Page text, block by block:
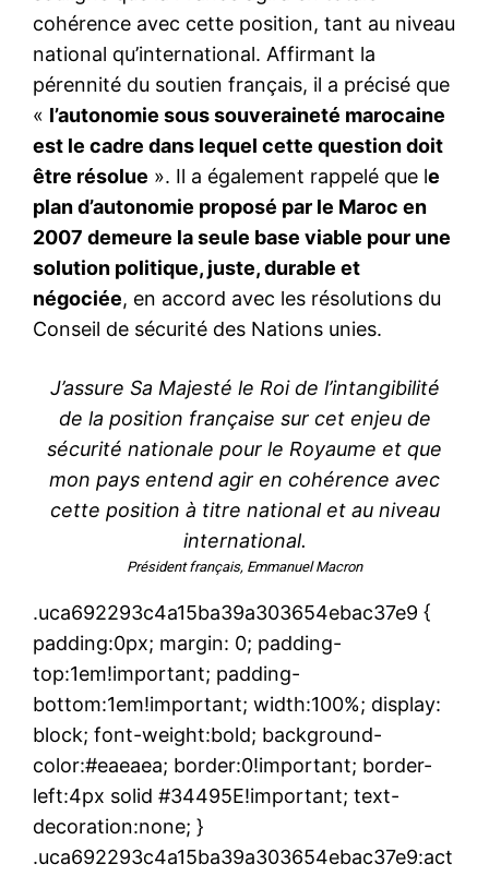
cohérence avec cette position, tant au niveau
national qu’international. Affirmant la
pérennité du soutien français, il a précisé que
« l’autonomie sous souveraineté marocaine
est le cadre dans lequel cette question doit
être résolue ». Il a également rappelé que le
plan d’autonomie proposé par le Maroc en
2007 demeure la seule base viable pour une
solution politique, juste, durable et
négociée, en accord avec les résolutions du
Conseil de sécurité des Nations unies.
J’assure Sa Majesté le Roi de l’intangibilité
de la position française sur cet enjeu de
sécurité nationale pour le Royaume et que
mon pays entend agir en cohérence avec
cette position à titre national et au niveau
international.
Président français, Emmanuel Macron
.uca692293c4a15ba39a303654ebac37e9 {
padding:0px; margin: 0; padding-
top:1em!important; padding-
bottom:1em!important; width:100%; display:
block; font-weight:bold; background-
color:#eaeaea; border:0!important; border-
left:4px solid #34495E!important; text-
decoration:none; }
.uca692293c4a15ba39a303654ebac37e9:act